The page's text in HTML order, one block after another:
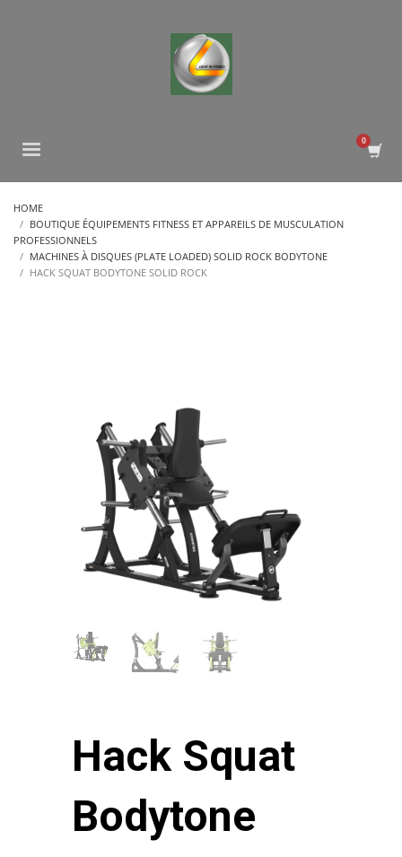
HOME
BOUTIQUE ÉQUIPEMENTS FITNESS ET APPAREILS DE MUSCULATION
PROFESSIONNELS
MACHINES À DISQUES (PLATE LOADED) SOLID ROCK BODYTONE
HACK SQUAT BODYTONE SOLID ROCK
Hack Squat
Bodytone